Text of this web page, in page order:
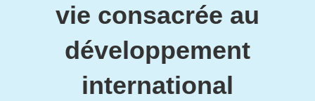
vie consacrée au
développement
international